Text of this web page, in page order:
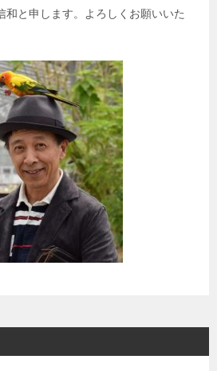
和と申します。よろしくお願いいた